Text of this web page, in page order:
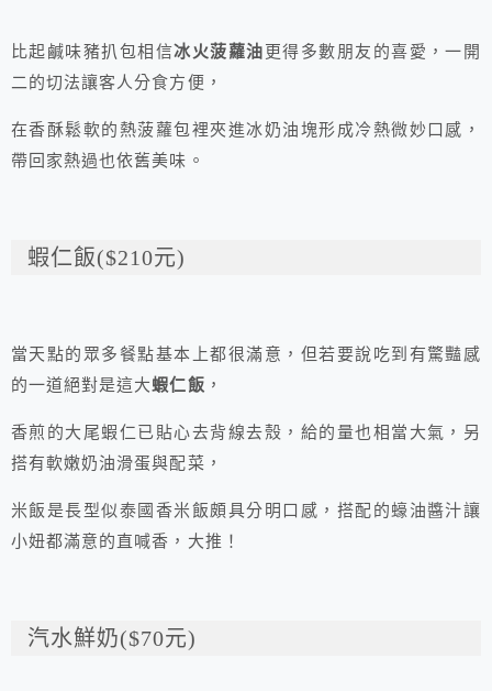
比起鹹味豬扒包相信冰火菠蘿油 更得多數朋友的喜愛，一開
二的切法讓客人分食方便，
在香酥鬆軟的熱菠蘿包裡夾進冰奶油塊形成冷熱微妙口感，
帶回家熱過也依舊美味。
蝦仁飯($210元)
當天點的眾多餐點基本上都很滿意，但若要說吃到有驚豔感
的一道絕對是這大蝦仁飯 ，
香煎的大尾蝦仁已貼心去背線去殼，給的量也相當大氣，另
搭有軟嫩奶油滑蛋與配菜，
米飯是長型似泰國香米飯頗具分明口感，搭配的蠔油醬汁讓
小妞都滿意的直喊香，大推！
汽水鮮奶($70元)